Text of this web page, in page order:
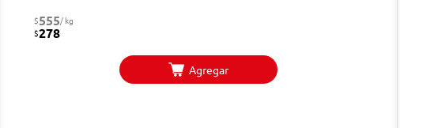
$555/ kg
$278
Agregar